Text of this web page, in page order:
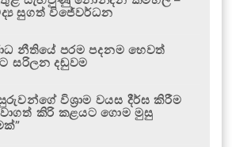
සුගත් විජේවර්ධන
නීතියේ පරම පදනම හෙවත්
සරිලන දඬුවම
විශ්‍රාම වයස දීර්ඝ කිරීම
කිරි කළයට ගොම මුසු